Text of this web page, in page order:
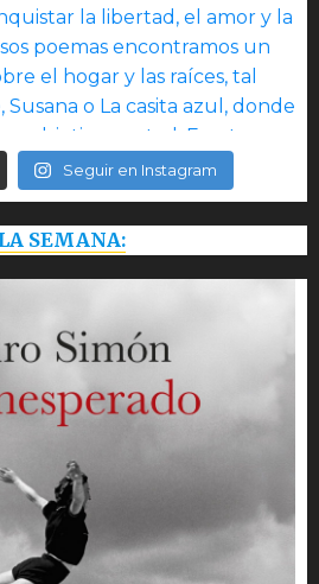
Seguir en Instagram
SEMANA: